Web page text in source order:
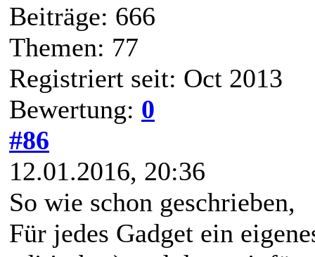
Beiträge: 666
Themen: 77
Registriert seit: Oct 2013
Bewertung: 0
#86
12.01.2016, 20:36
So wie schon geschrieben,
Für jedes Gadget ein